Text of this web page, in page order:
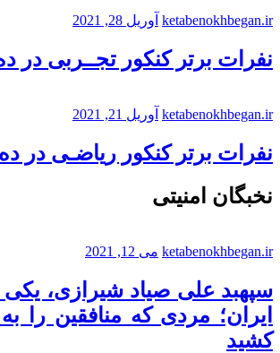
ketabenokhbegan.ir آوریل 28, 2021
نفرات برتر کنکور تجــربی در
ketabenokhbegan.ir آوریل 21, 2021
نفرات برتر کنکور ریاضـی در
نخبگان امنیتی
ketabenokhbegan.ir می 12, 2021
سپهبد علی صیاد شیرازی،
ایران؛ مردی که منافقین را
کشید